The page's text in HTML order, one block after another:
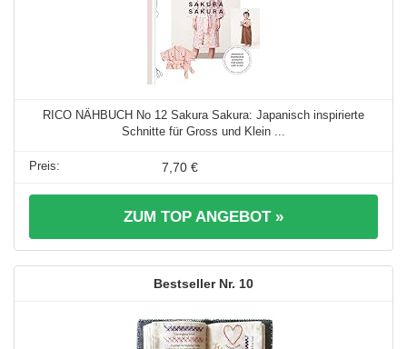
RICO NÄHBUCH No 12 Sakura Sakura: Japanisch inspirierte
Schnitte für Gross und Klein ...
7,70 €
ZUM TOP ANGEBOT »
10